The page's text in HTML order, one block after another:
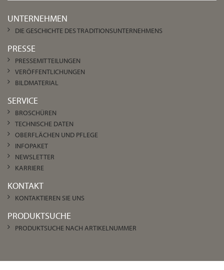
UNTERNEHMEN
DIE GESCHICHTE DES TRADITIONSUNTERNEHMENS
PRESSE
PRESSEMITTEILUNGEN
VERÖFFENTLICHUNGEN
BILDMATERIAL
SERVICE
BROSCHÜREN
TECHNISCHE DATEN
OBERFLÄCHEN UND PFLEGE
INFOPAKET
NEWSLETTER
KARRIERE
KONTAKT
KONTAKTIEREN SIE UNS
PRODUKTSUCHE
PRODUKTSUCHE NACH ARTIKELNUMMER